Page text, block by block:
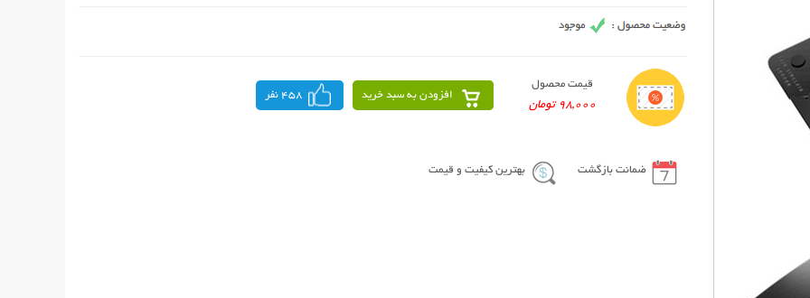
قیمت محصول
98,000 تومان
افزودن به سبد خرید 458 نفر
ضمانت بازگشت بهترین کیفیت و قیمت